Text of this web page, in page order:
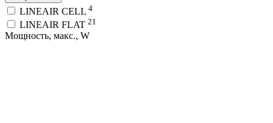
LINEAIR CELL 4
LINEAIR FLAT 21
Мощность, макс., W